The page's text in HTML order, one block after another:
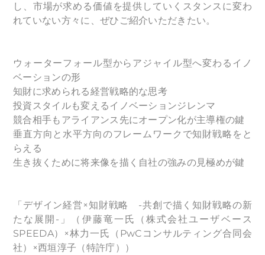
し、市場が求める価値を提供していくスタンスに変わ
れていない方々に、ぜひご紹介いただきたい。
ウォーターフォール型からアジャイル型へ変わるイノ
ベーションの形
知財に求められる経営戦略的な思考
投資スタイルも変えるイノベーションジレンマ
競合相手もアライアンス先にオープン化が主導権の鍵
垂直方向と水平方向のフレームワークで知財戦略をと
らえる
生き抜くために将来像を描く自社の強みの見極めが鍵
「デザイン経営×知財戦略 -共創で描く知財戦略の新
たな展開-」（伊藤竜一氏（株式会社ユーザベース
SPEEDA）×林力一氏（PwCコンサルティング合同会
社）×西垣淳子（特許庁））